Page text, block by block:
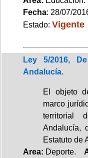
Fecha: 28/07/
Estado: Vigente
Ley 5/2016,
Andalucía.
El objeto
marco
territorial
Andalucía,
Estatuto de
Area: Deporte.